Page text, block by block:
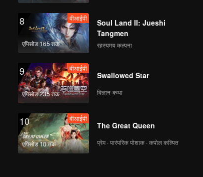
8
एपिसोड 165 तक
वीआईपी
Soul Land II: Jueshi
Tangmen
रहस्यमय कल्पना
9
एपिसोड 235 तक
वीआईपी
Swallowed Star
विज्ञान-कथा
10
एपिसोड 10 तक
वीआईपी
The Great Queen
प्रेम · पारंपरिक पोशाक · कपोल कल्पित